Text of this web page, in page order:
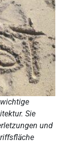
Sie
und